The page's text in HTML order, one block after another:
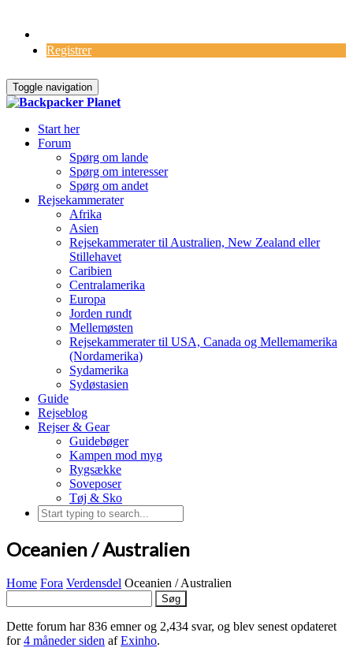
Registrer
Toggle navigation
Start her
Forum
Spørg om lande
Spørg om interesser
Spørg om andet
Rejsekammerater
Afrika
Asien
Rejsekammerater til Australien, New Zealand eller
Stillehavet
Caribien
Centralamerika
Europa
Jorden rundt
Mellemøsten
Rejsekammerater til USA, Canada og Mellemamerika
(Nordamerika)
Sydamerika
Sydøstasien
Guide
Rejseblog
Rejser & Gear
Guidebøger
Kampen mod myg
Rygsække
Soveposer
Tøj & Sko
Oceanien / Australien
Home Fora Verdensdel Oceanien / Australien
efter:
Dette forum har 836 emner og 2,434 svar, og blev senest opdateret
for4 måneder siden afExinho.